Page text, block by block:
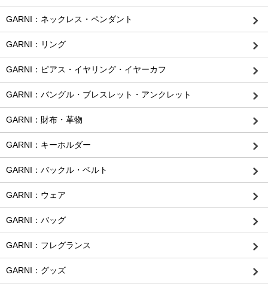
GARNI：ネックレス・ペンダント
GARNI：リング
GARNI：ピアス・イヤリング・イヤーカフ
GARNI：バングル・ブレスレット・アンクレット
GARNI：財布・革物
GARNI：キーホルダー
GARNI：バックル・ベルト
GARNI：ウェア
GARNI：バッグ
GARNI：フレグランス
GARNI：グッズ